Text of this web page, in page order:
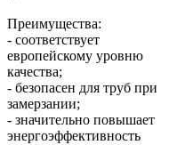
Преимущества:
- соответствует
европейскому уровню
качества;
- безопасен для труб при
замерзании;
- значительно повышает
энергоэффективность